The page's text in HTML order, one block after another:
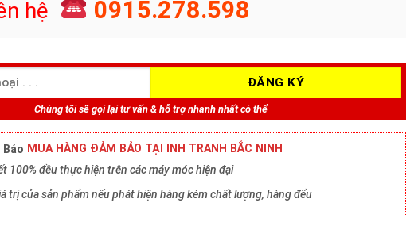
hệ 0915.278.598
Chúng tôi sẽ gọi lại tư vấn & hỗ trợ nhanh nhất có thể
MUA HÀNG ĐẢM BẢO TẠI INH TRANH BẮC NINH
100% đều thực hiện trên các máy móc hiện đại
trị của sản phẩm nếu phát hiện hàng kém chất lượng, hàng đểu